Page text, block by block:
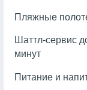
Пляжные
Шаттл-сервис
минут
Питание и